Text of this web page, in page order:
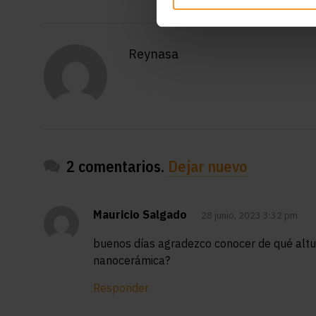
Reynasa
2 comentarios. Dejar nuevo
Mauricio Salgado 28 junio, 2023 3:32 pm
buenos días agradezco conocer de qué
nanocerámica?
Responder